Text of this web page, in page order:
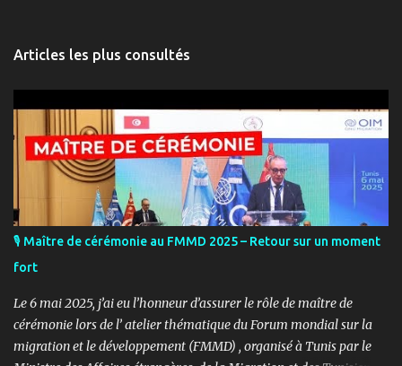
Articles les plus consultés
🎙️ Maître de cérémonie au FMMD 2025 – Retour sur un moment
fort
Le 6 mai 2025, j’ai eu l’honneur d’assurer le rôle de maître de
cérémonie lors de l’ atelier thématique du Forum mondial sur la
migration et le développement (FMMD) , organisé à Tunis par le